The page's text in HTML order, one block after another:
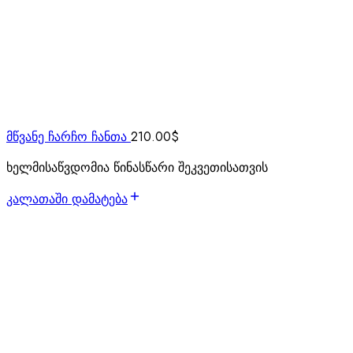
მწვანე ჩარჩო ჩანთა 210.00$
ხელმისაწვდომია წინასწარი შეკვეთისათვის
კალათაში დამატება